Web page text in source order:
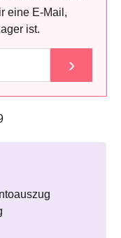
eine E-Mail,
ist.
›